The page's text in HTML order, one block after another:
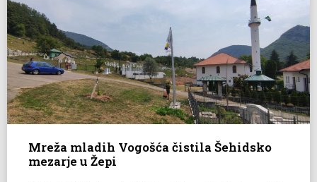
Mreža mladih Vogošća čistila Šehidsko
mezarje u Žepi